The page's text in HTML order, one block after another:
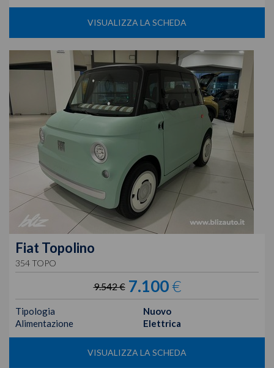
VISUALIZZA LA SCHEDA
Fiat Topolino
354 TOPO
9.542 € 7.100€
Tipologia
Nuovo
Alimentazione
Elettrica
VISUALIZZA LA SCHEDA